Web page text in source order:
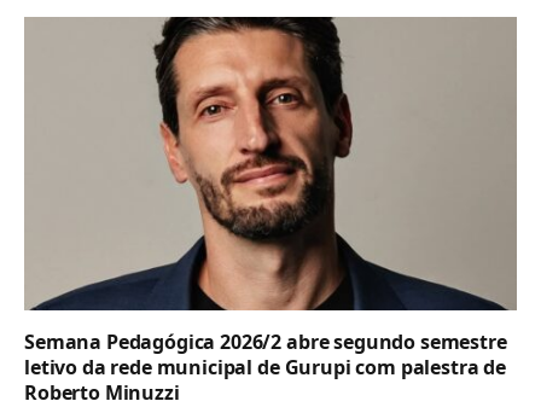
Semana Pedagógica 2026/2 abre segundo semestre
letivo da rede municipal de Gurupi com palestra de
Roberto Minuzzi